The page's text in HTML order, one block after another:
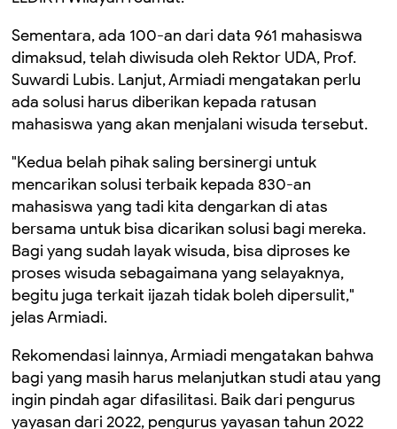
Sementara, ada 100-an dari data 961 mahasiswa
dimaksud, telah diwisuda oleh Rektor UDA, Prof.
Suwardi Lubis. Lanjut, Armiadi mengatakan perlu
ada solusi harus diberikan kepada ratusan
mahasiswa yang akan menjalani wisuda tersebut.
"Kedua belah pihak saling bersinergi untuk
mencarikan solusi terbaik kepada 830-an
mahasiswa yang tadi kita dengarkan di atas
bersama untuk bisa dicarikan solusi bagi mereka.
Bagi yang sudah layak wisuda, bisa diproses ke
proses wisuda sebagaimana yang selayaknya,
begitu juga terkait ijazah tidak boleh dipersulit,"
jelas Armiadi.
Rekomendasi lainnya, Armiadi mengatakan bahwa
bagi yang masih harus melanjutkan studi atau yang
ingin pindah agar difasilitasi. Baik dari pengurus
yayasan dari 2022, pengurus yayasan tahun 2022